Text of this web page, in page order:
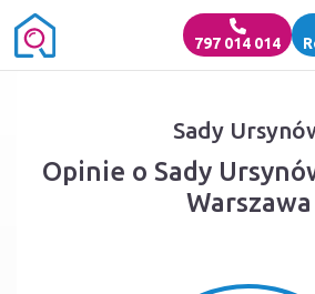
797 014 014
Sady
Opinie o Sady
Warszawa